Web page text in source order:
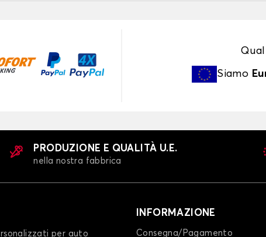
Siamo
PRODUZIONE E QUALITÀ U.E.
nella nostra fabbrica
per auto
INFORMAZIONE
Consegna/Pagamento